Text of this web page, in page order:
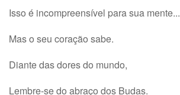
Isso é incompreensível para sua mente...
Mas o seu coração sabe.
Diante das dores do mundo,
Lembre-se do abraço dos Budas.